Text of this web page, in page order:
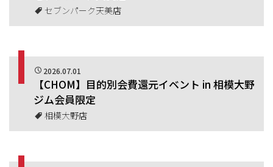
セブンパーク天美店
2026.07.01
【CHOM】目的別会費還元イベント in 相模大野
ジム会員限定
相模大野店